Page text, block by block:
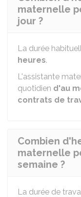
maternelle
jour ?
La durée
heures.
L'assistante
quotidien d'au
contrats de
Combien
maternelle
semaine ?
La durée de